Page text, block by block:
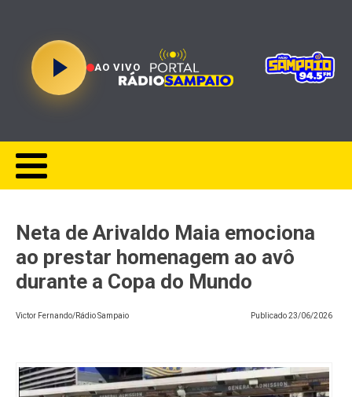
AO VIVO
Neta de Arivaldo Maia emociona
ao prestar homenagem ao avô
durante a Copa do Mundo
Victor Fernando/Rádio Sampaio Publicado23/06/2026